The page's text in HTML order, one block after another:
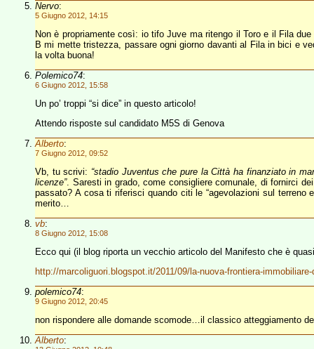
Nervo:
5 Giugno 2012, 14:15
Non è propriamente così: io tifo Juve ma ritengo il Toro e il Fila
B mi mette tristezza, passare ogni giorno davanti al Fila in bici e
la volta buona!
Polemico74:
6 Giugno 2012, 15:58
Un po’ troppi “si dice” in questo articolo!
Attendo risposte sul candidato M5S di Genova
Alberto:
7 Giugno 2012, 09:52
Vb, tu scrivi: “stadio Juventus che pure la Città ha finanziato in
licenze”. Saresti in grado, come consigliere comunale, di fornirci
passato? A cosa ti riferisci quando citi le “agevolazioni sul terreno
merito…
vb:
8 Giugno 2012, 15:08
Ecco qui (il blog riporta un vecchio articolo del Manifesto che è
http://marcoliguori.blogspot.it/2011/09/la-nuova-frontiera-
polemico74:
9 Giugno 2012, 20:45
non rispondere alle domande scomode…il classico atteggiamento
Alberto: